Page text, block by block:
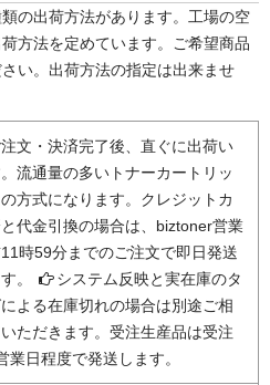
の出荷方法があります。工場の空
方法を定めています。ご希望商品
い。出荷方法の指定は出来ませ
文・決済完了後、直ぐに出荷い
流通量の多いトナーカートリッ
方式になります。クレジットカ
代金引換の場合は、biztoner営業
時59分までのご注文で即日発送
。
システム反映と実在庫のタ
よる在庫切れの場合は別途ご相
ただきます。受注生産品は受注
業日程度で発送します。